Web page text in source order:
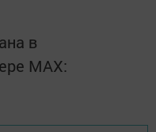
в
MАХ: